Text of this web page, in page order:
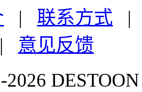
| 联系方式
意见反馈